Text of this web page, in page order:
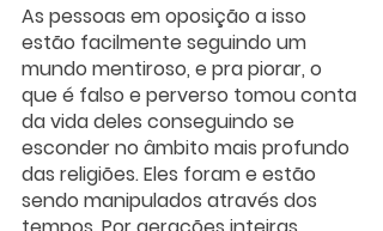
As pessoas em oposição a isso
estão facilmente seguindo um
mundo mentiroso, e pra piorar, o
que é falso e perverso tomou conta
da vida deles conseguindo se
esconder no âmbito mais profundo
das religiões. Eles foram e estão
sendo manipulados através dos